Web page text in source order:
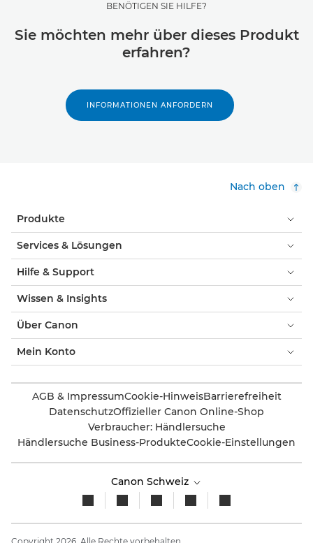
BENÖTIGEN SIE HILFE?
Sie möchten mehr über dieses Produkt
erfahren?
INFORMATIONEN ANFORDERN
Nach oben
Produkte
Services & Lösungen
Hilfe & Support
Wissen & Insights
Über Canon
Mein Konto
AGB & ImpressumCookie-HinweisBarrierefreiheit
DatenschutzOffizieller Canon Online-Shop
Verbraucher: Händlersuche
Händlersuche Business-ProdukteCookie-Einstellungen
Canon Schweiz